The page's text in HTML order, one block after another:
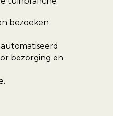
bezoeken
bezorging en